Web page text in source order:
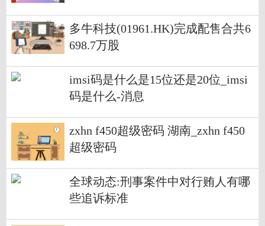
多牛科技(01961.HK)完成配售合共6
698.7万股
imsi码是什么是15位还是20位_imsi
码是什么-消息
zxhn f450超级密码 湖南_zxhn f450
超级密码
全球动态:刑事案件中对行贿人有哪
些追诉标准